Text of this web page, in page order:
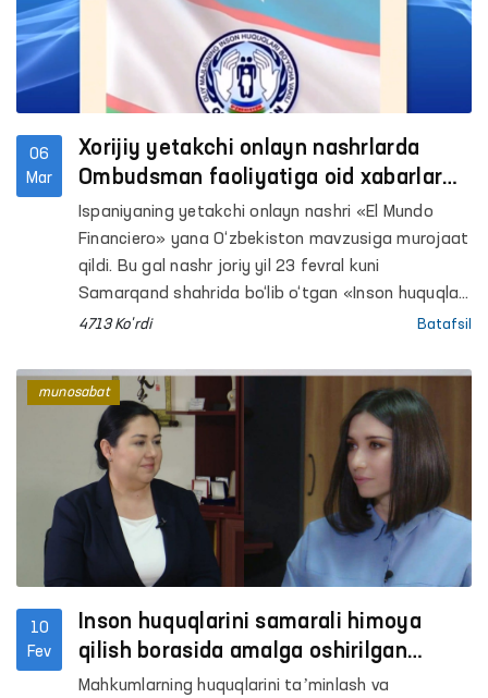
06
Mar
Xorijiy yetakchi onlayn nashrlarda
Ombudsman faoliyatiga oid xabarlar
eʼlon qilindi
Ispaniyaning yetakchi onlayn nashri «El Mundo
Financiero» yana O‘zbekiston mavzusiga murojaat
qildi. Bu gal nashr joriy yil 23 fevral kuni
Samarqand shahrida bo‘lib o‘tgan «Inson huquqlari
va erkinliklarining ishonchli himoyasi borasida
konferensiya tafsilotlarini qalamga oldi. “Inson
huquqlari va erkinliklarini ishonchli himoya qilish
sohasidagi o‘zaro hamkorlik” sarlavhasi bilan chop
etilgan materialda “O‘zbekistonda Prezident
Shavkat Mirziyoyevning siyosiy irodasi, davlat va
jamiyatni demokratlashtirish borasida keng
ko‘lamli islohotlar, demokratik institutlar barpo
etilishi hamda Ombudsman faoliyati
4713 Ko'rdi Batafsil
10
Fev
Inson huquqlarini samarali himoya
qilish borasida amalga oshirilgan
islohotlar va unda Ombudsman
Mahkumlarning huquqlarini taʼminlash va
munosabat